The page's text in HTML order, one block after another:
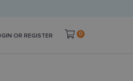
OR REGISTER 0